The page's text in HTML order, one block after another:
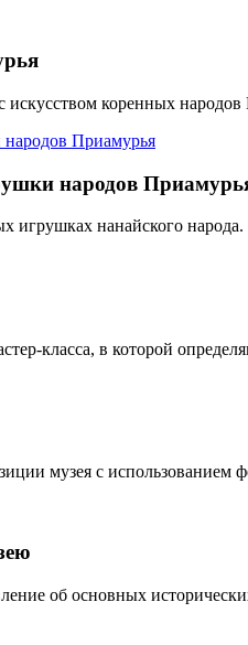
искусством коренных
народов
игрушках нанайского
класса, в которой
музея с использованием
об основных